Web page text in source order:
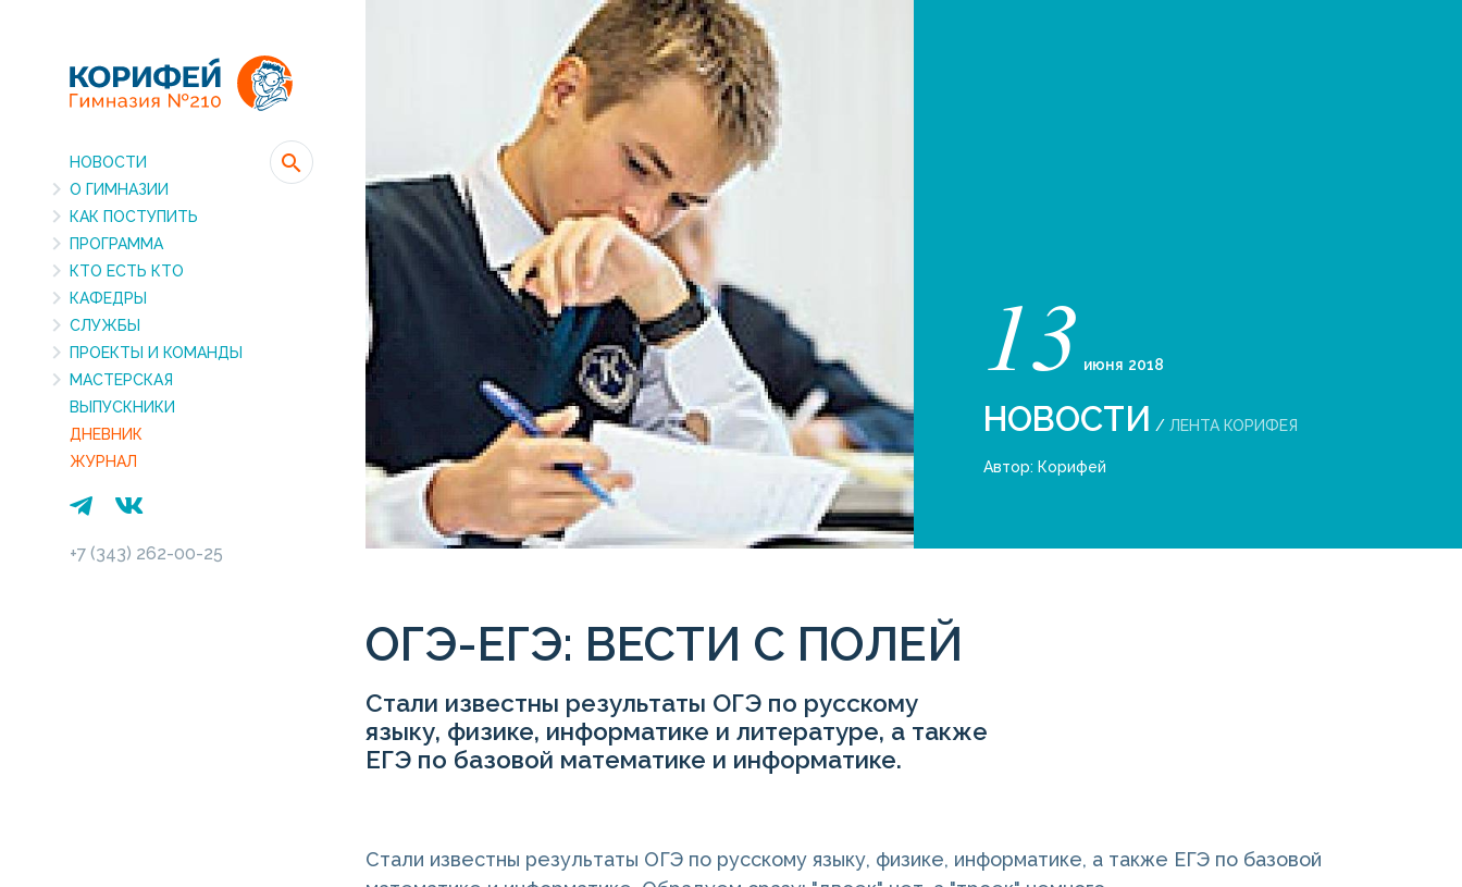
НОВОСТИ
О ГИМНАЗИИ
КАК ПОСТУПИТЬ
ПРОГРАММА
КТО ЕСТЬ КТО
КАФЕДРЫ
СЛУЖБЫ
ПРОЕКТЫ И КОМАНДЫ
МАСТЕРСКАЯ
ВЫПУСКНИКИ
ДНЕВНИК
ЖУРНАЛ
+7 (343) 262-00-25
13 июня 2018
НОВОСТИ / ЛЕНТА КОРИФЕЯ
Автор: Корифей
ОГЭ-ЕГЭ: ВЕСТИ С ПОЛЕЙ
Стали известны результаты ОГЭ по русскому
языку, физике, информатике и литературе, а также
ЕГЭ по базовой математике и информатике.
Стали известны результаты ОГЭ по русскому языку, физике, информатике, а также ЕГЭ по базовой